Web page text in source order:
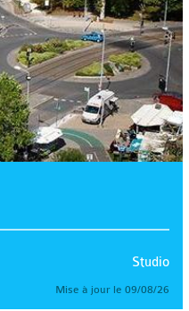
Studio
Mise à jour le 09/08/26